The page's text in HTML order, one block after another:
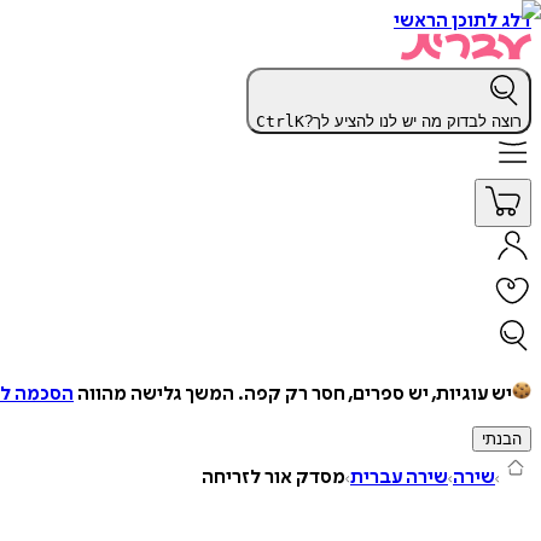
דלג לתוכן הראשי
רוצה לבדוק מה יש לנו להציע לך? CtrlK
יש עוגיות, יש ספרים, חסר רק קפה. המשך גלישה מהווה הסכמה
הבנתי
שירה שירה עברית מסדק אור לזריחה